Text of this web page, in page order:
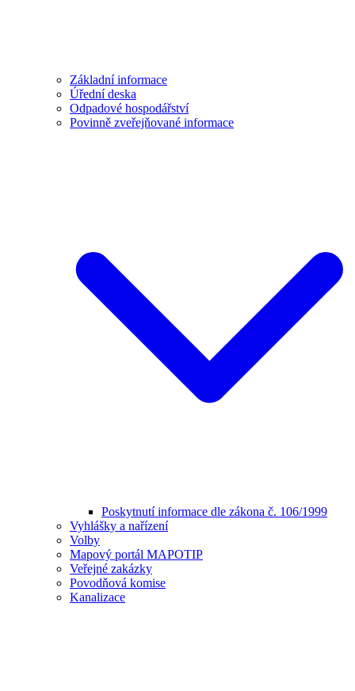
Základní informace
Úřední deska
Odpadové hospodářství
Povinně zveřejňované informace
Poskytnutí informace dle zákona č. 106/1999
Vyhlášky a nařízení
Volby
Mapový portál MAPOTIP
Veřejné zakázky
Povodňová komise
Kanalizace